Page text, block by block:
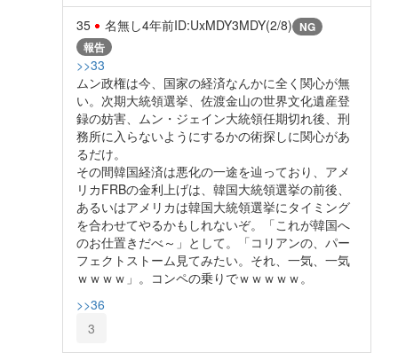
35 名無し4年前ID:UxMDY3MDY(2/8) NG
報告
>>33
ムン政権は今、国家の経済なんかに全く関心が無
い。次期大統領選挙、佐渡金山の世界文化遺産登
録の妨害、ムン・ジェイン大統領任期切れ後、刑
務所に入らないようにするかの術探しに関心があ
るだけ。
その間韓国経済は悪化の一途を辿っており、アメ
リカFRBの金利上げは、韓国大統領選挙の前後、
あるいはアメリカは韓国大統領選挙にタイミング
を合わせてやるかもしれないぞ。「これが韓国へ
のお仕置きだべ～」として。「コリアンの、パー
フェクトストーム見てみたい。それ、一気、一気
ｗｗｗｗ」。コンペの乗りでｗｗｗｗｗ。
>>36
3